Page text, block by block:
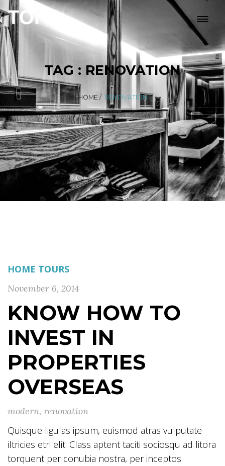
TAG : RENOVATION
HOME/ RENOVATION
HOME TOURS
November 6, 2014
KNOW HOW TO
INVEST IN
PROPERTIES
OVERSEAS
modern, renovation
Quisque ligulas ipsum, euismod atras vulputate
iltricies etri elit. Class aptent taciti sociosqu ad litora
torquent per conubia nostra, per inceptos